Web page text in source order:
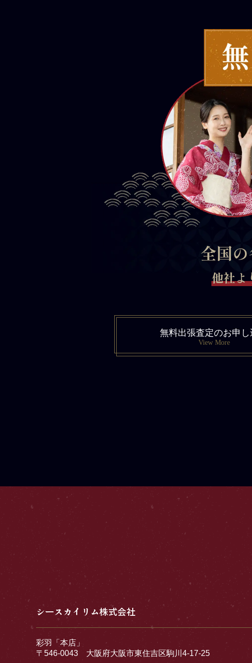
全国
他社よ
無料出張査定のお申し
View More
シースカイリム株式会社
彩羽「本店」
〒546-0043 大阪府大阪市東住吉区駒川4-17-25